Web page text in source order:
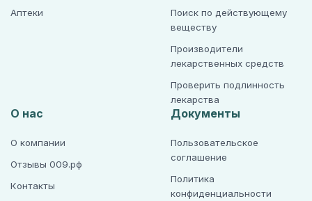
Аптеки
Поиск по действующему
веществу
Производители
лекарственных средств
Проверить подлинность
лекарства
О нас
О компании
Отзывы 009.рф
Контакты
Документы
Пользовательское
соглашение
Политика
конфиденциальности